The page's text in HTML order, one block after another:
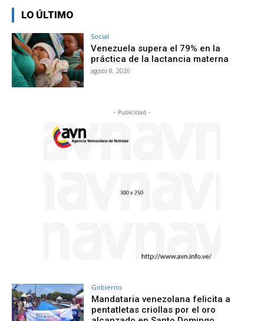
LO ÚLTIMO
Social
Venezuela supera el 79% en la
práctica de la lactancia materna
agosto 8, 2026
- Publicidad -
Gobierno
Mandataria venezolana felicita a
pentatletas criollas por el oro